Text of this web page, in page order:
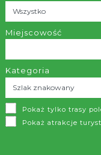
Miejscowość
Kategoria
Pokaż tylko trasy
Pokaż atrakcje
Liczba elementów:
Brenna / Korbielów;
Fragment
przez województwo